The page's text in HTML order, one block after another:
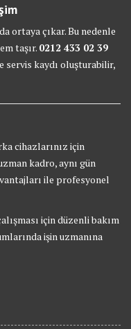
ortaya çıkar. Bu nedenle
taşır. 0212 433 02 39
servis kaydı oluşturabilir,
cihazlarınız için
kadro, aynı gün
ile profesyonel
için düzenli bakım
işin uzmanına